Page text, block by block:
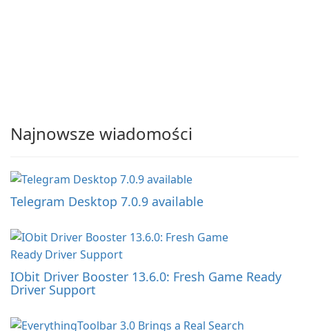
Najnowsze wiadomości
Telegram Desktop 7.0.9 available
IObit Driver Booster 13.6.0: Fresh Game Ready
Driver Support